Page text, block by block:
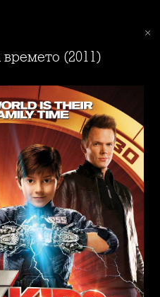
времето (2011)